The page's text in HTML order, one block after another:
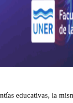
educativas, la